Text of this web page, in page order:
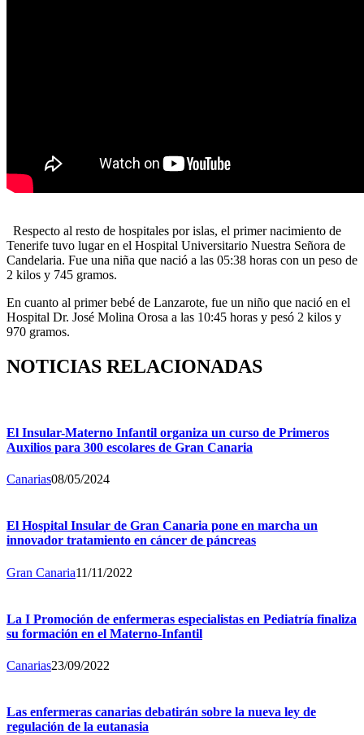
Respecto al resto de hospitales por islas, el primer nacimiento de
Tenerife tuvo lugar en el Hospital Universitario Nuestra Señora de
Candelaria. Fue una niña que nació a las 05:38 horas con un peso de
2 kilos y 745 gramos.
En cuanto al primer bebé de Lanzarote, fue un niño que nació en el
Hospital Dr. José Molina Orosa a las 10:45 horas y pesó 2 kilos y
970 gramos.
NOTICIAS RELACIONADAS
El Insular-Materno Infantil organiza un curso de Primeros
Auxilios para 300 escolares de Gran Canaria
Canarias08/05/2024
El Hospital Insular de Gran Canaria pone en marcha un
innovador tratamiento en cáncer de páncreas
Gran Canaria11/11/2022
La I Promoción de enfermeras especialistas en Pediatría finaliza
su formación en el Materno-Infantil
Canarias23/09/2022
Las enfermeras canarias debatirán sobre la nueva ley de
regulación de la eutanasia